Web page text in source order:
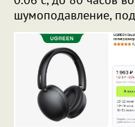
шумоподавление,